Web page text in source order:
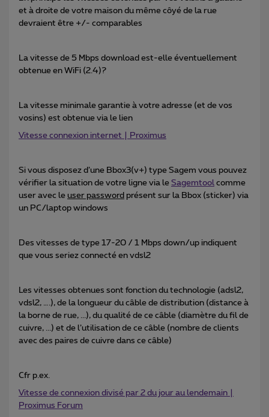
et à droite de votre maison du même côyé de la rue
devraient être +/- comparables
La vitesse de 5 Mbps download est-elle éventuellement
obtenue en WiFi (2.4)?
La vitesse minimale garantie à votre adresse (et de vos
vosins) est obtenue via le lien
Vitesse connexion internet | Proximus
Si vous disposez d’une Bbox3(v+) type Sagem vous pouvez
vérifier la situation de votre ligne via le Sagemtool comme
user avec le user password présent sur la Bbox (sticker) via
un PC/laptop windows
Des vitesses de type 17-20 / 1 Mbps down/up indiquent
que vous seriez connecté en vdsl2
Les vitesses obtenues sont fonction du technologie (adsl2,
vdsl2, ….), de la longueur du câble de distribution (distance à
la borne de rue, ...), du qualité de ce câble (diamètre du fil de
cuivre, ...) et de l’utilisation de ce câble (nombre de clients
avec des paires de cuivre dans ce câble)
Cfr p.ex.
Vitesse de connexion divisé par 2 du jour au lendemain |
Proximus Forum